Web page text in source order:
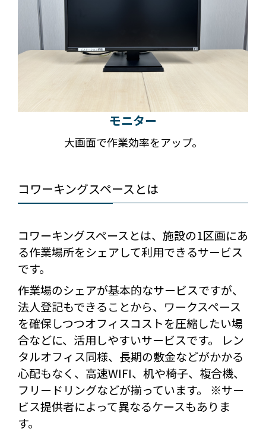
モニター
大画面で作業効率をアップ。
コワーキングスペースとは
コワーキングスペースとは、施設の1区画にあ
る作業場所をシェアして利用できるサービス
です。
作業場のシェアが基本的なサービスですが、
法人登記もできることから、ワークスペース
を確保しつつオフィスコストを圧縮したい場
合などに、活用しやすいサービスです。 レン
タルオフィス同様、長期の敷金などがかかる
心配もなく、高速WIFI、机や椅子、複合機、
フリードリングなどが揃っています。 ※サー
ビス提供者によって異なるケースもありま
す。